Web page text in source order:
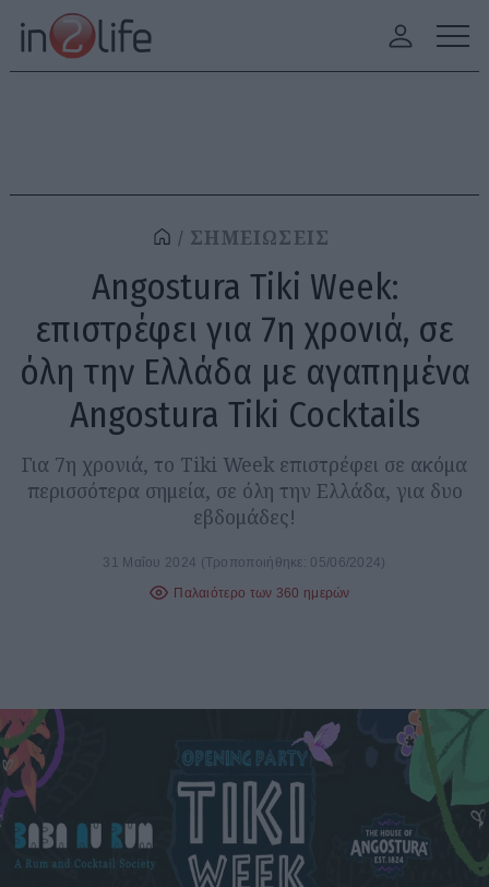
ΣΗΜΕΙΩΣΕΙΣ
Angostura Tiki Week:
επιστρέφει για 7η χρονιά, σε
όλη την Ελλάδα με αγαπημένα
Angostura Tiki Cocktails
Για 7η χρονιά, το Tiki Week επιστρέφει σε ακόμα
περισσότερα σημεία, σε όλη την Ελλάδα, για δυο
εβδομάδες!
31 Μαΐου 2024 (Τροποποιήθηκε: 05/06/2024)
Παλαιότερο των 360 ημερών